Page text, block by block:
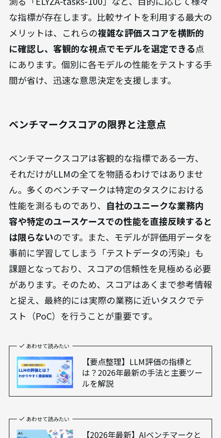
な指標が存在します。比較サイトを利用する最大の
メリットは、これらの複雑な評価スコアを横断的
に確認し、客観的な視点でモデルを選定できる点
にあります。個別に各モデルの性能をテストする手
間が省け、迅速な意思決定を支援します。
ベンチマークスコアの限界と注意点
ベンチマークスコアは客観的な指標である一方、
それだけがLLMの全てを物語るわけではありませ
ん。多くのベンチマークは特定のタスクにおける
性能を測るものであり、 自社のユニークな業務内
容や特定のユースケースでの性能を直接反映すると
は限らないのです。また、モデルが評価用データを
事前に学習してしまう「テストデータの汚染」も
課題となっており、スコアの信頼性を見極める必要
があります。そのため、スコアはあくまで参考情報
と捉え、最終的には実際の業務に近いタスクでテ
スト（PoC）を行うことが重要です。
あわせて読みたい
【要点整理】LLM評価の指標と
は？2026年最新の手法と主要ツー
ルを解説
あわせて読みたい
【2026年最新】AIベンチマークと